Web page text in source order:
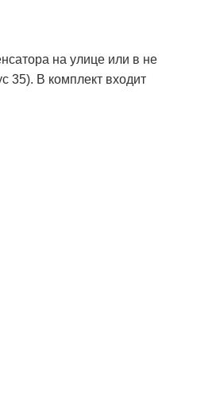
на улице или в не
35). В комплект входит